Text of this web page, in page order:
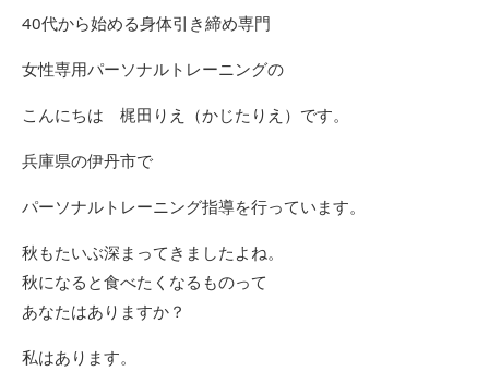
40代から始める身体引き締め専門
女性専用パーソナルトレーニングの
こんにちは 梶田りえ（かじたりえ）です。
兵庫県の伊丹市で
パーソナルトレーニング指導を行っています。
秋もたいぶ深まってきましたよね。
秋になると食べたくなるものって
あなたはありますか？
私はあります。